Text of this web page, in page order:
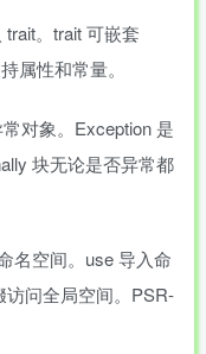
。trait 可嵌套
属性和常量。
对象。Exception 是
块无论是否异常都
名空间。use 导入命
问全局空间。PSR-